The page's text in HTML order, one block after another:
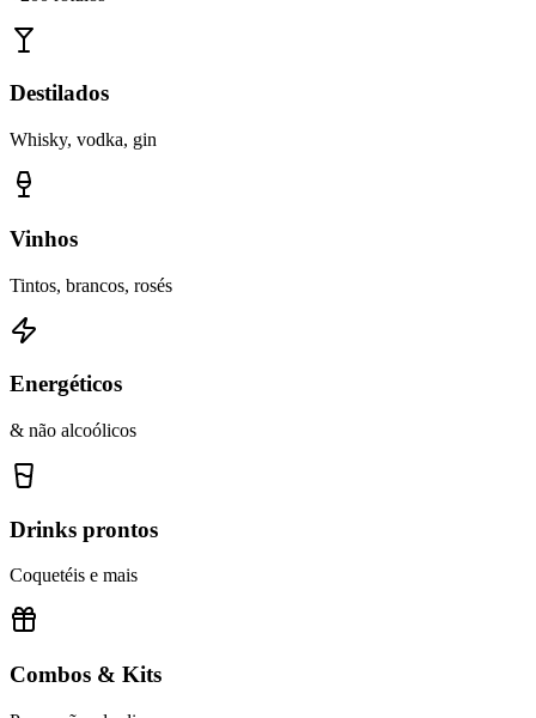
Destilados
Whisky, vodka, gin
Vinhos
Tintos, brancos, rosés
Energéticos
& não alcoólicos
Drinks prontos
Coquetéis e mais
Combos & Kits